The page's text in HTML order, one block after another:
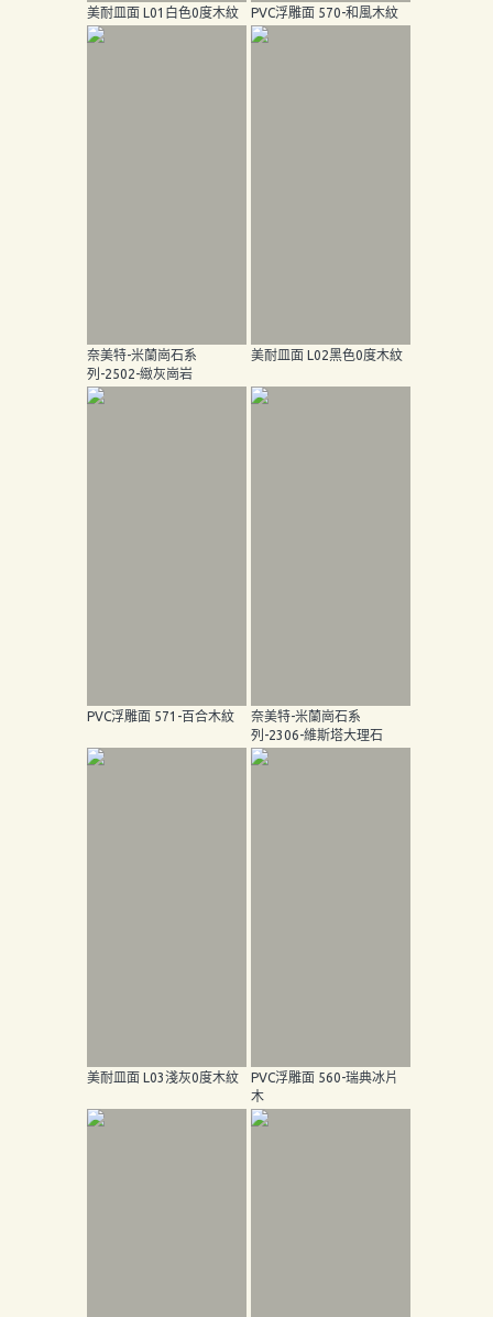
美耐皿面 L01白色0度木紋 PVC浮雕面 570-和風木紋
奈美特-米蘭崗石系
列-2502-緻灰崗岩
美耐皿面 L02黑色0度木紋
PVC浮雕面 571-百合木紋
奈美特-米蘭崗石系
列-2306-維斯塔大理石
美耐皿面 L03淺灰0度木紋
PVC浮雕面 560-瑞典冰片
木